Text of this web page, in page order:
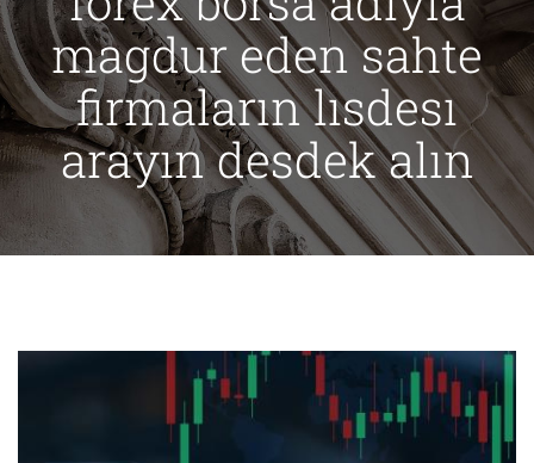
magdur eden sahte
firmaların lısdesı
arayın desdek alın